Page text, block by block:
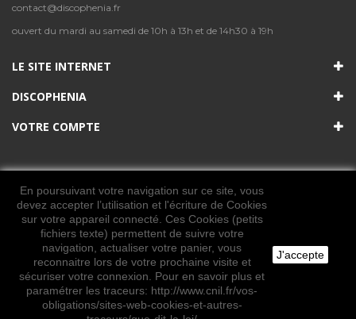
contact@discophenia.fr
ouvert du mardi au samedi de 10h à 13h et de 14h30 à 19h
LE SITE INTERNET
DISCOPHENIA
VOTRE COMPTE
En poursuivant votre navigation sur ce site, vous
devez accepter l’utilisation et l'écriture de Cookies
sur votre appareil connecté. Ces Cookies (petits
fichiers texte) permettent de suivre votre
navigation, actualiser votre panier, vous
reconnaitre lors de votre prochaine visite et
sécuriser votre connexion. Pour en savoir plus et
paramétrer les traceurs: http://www.cnil.fr/vos-
obligations/sites-web-cookies-et-autres-
J'accepte
© 2021. Tous les droits sont réservés. Discophenia